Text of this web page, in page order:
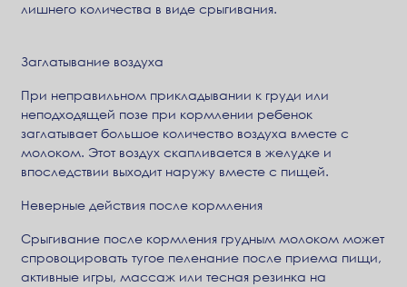
лишнего количества в виде срыгивания.
Заглатывание воздуха
При неправильном прикладывании к груди или
неподходящей позе при кормлении ребенок
заглатывает большое количество воздуха вместе с
молоком. Этот воздух скапливается в желудке и
впоследствии выходит наружу вместе с пищей.
Неверные действия после кормления
Срыгивание после кормления грудным молоком может
спровоцировать тугое пеленание после приема пищи,
активные игры, массаж или тесная резинка на